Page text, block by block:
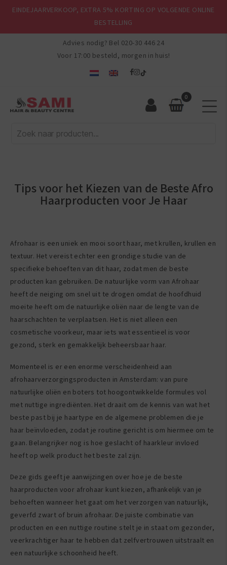
EINDEJAARVERKOOP, EXTRA 5% KORTING OP VOLGENDE ONLINE
BESTELLING
Advies nodig? Bel 020-30 446 24
Voor 17:00 besteld, morgen in huis!
Afro
Hair
0
Categorieën
Tips voor het Kiezen van de Beste Afro
Haarproducten voor Je Haar
Afrohaar is een uniek en mooi soort haar, met krullen, krullen en
textuur. Het vereist echter een grondige studie van de
specifieke behoeften van dit haar, zodat men de beste
producten kan gebruiken. De natuurlijke vorm van Afrohaar
heeft de neiging om snel uit te drogen omdat de hoofdhuid
moeite heeft om de natuurlijke oliën naar de lengte van de
haarschachten te verplaatsen. Het is niet alleen een
cosmetische voorkeur, maar iets wat essentieel is voor
gezond, sterk en gemakkelijk beheersbaar haar.
Momenteel is er een enorme verscheidenheid aan
afrohaarverzorgingsproducten in Amsterdam: van pure
natuurlijke oliën en boters tot hoogontwikkelde formules vol
met nuttige ingrediënten. Het draait om de kennis van wat het
beste past bij je haartype en de algemene problemen die je
haar beïnvloeden, zodat je routine gericht is om hiermee om te
gaan. Belangrijker nog is hoe geslacht of haarkleur invloed
heeft op welk product het beste zal zijn.
Deze gids geeft je aanwijzingen over hoe je de beste
haarproducten voor afrohaar kunt kiezen, afhankelijk van je
behoeften wanneer het gaat om het verzorgen van natuurlijk,
geverfd zwart of bruin afrohaar. De juiste combinatie van
producten en een nuttige routine stelt je in staat om gezonder,
veerkrachtiger haar te hebben dat zelfvertrouwen uitstraalt en
een natuurlijke schoonheid heeft.